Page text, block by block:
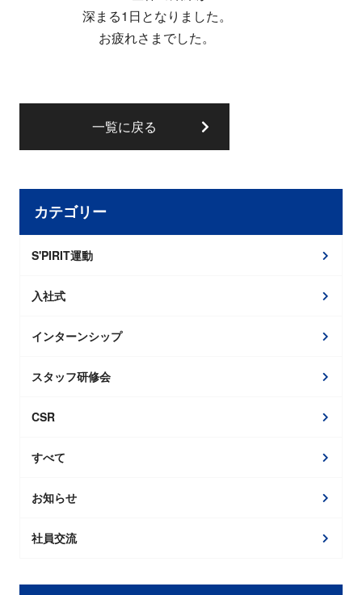
深まる1日となりました。
お疲れさまでした。
一覧に戻る
カテゴリー
S'PIRIT運動
入社式
インターンシップ
スタッフ研修会
CSR
すべて
お知らせ
社員交流